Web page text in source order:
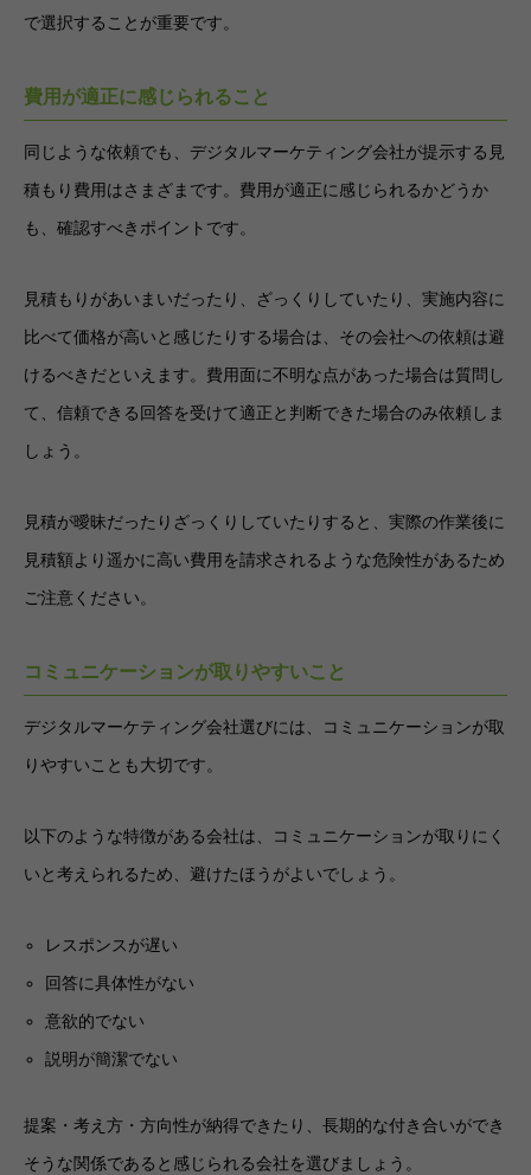
で選択することが重要です。
費用が適正に感じられること
同じような依頼でも、デジタルマーケティング会社が提示する見
積もり費用はさまざまです。費用が適正に感じられるかどうか
も、確認すべきポイントです。
見積もりがあいまいだったり、ざっくりしていたり、実施内容に
比べて価格が高いと感じたりする場合は、その会社への依頼は避
けるべきだといえます。費用面に不明な点があった場合は質問し
て、信頼できる回答を受けて適正と判断できた場合のみ依頼しま
しょう。
見積が曖昧だったりざっくりしていたりすると、実際の作業後に
見積額より遥かに高い費用を請求されるような危険性があるため
ご注意ください。
コミュニケーションが取りやすいこと
デジタルマーケティング会社選びには、コミュニケーションが取
りやすいことも大切です。
以下のような特徴がある会社は、コミュニケーションが取りにく
いと考えられるため、避けたほうがよいでしょう。
レスポンスが遅い
回答に具体性がない
意欲的でない
説明が簡潔でない
提案・考え方・方向性が納得できたり、長期的な付き合いができ
そうな関係であると感じられる会社を選びましょう。